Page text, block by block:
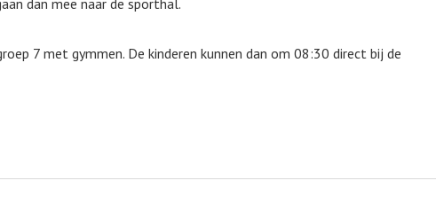
7 met gymmen. De kinderen kunnen dan om 08:30 direct bij de